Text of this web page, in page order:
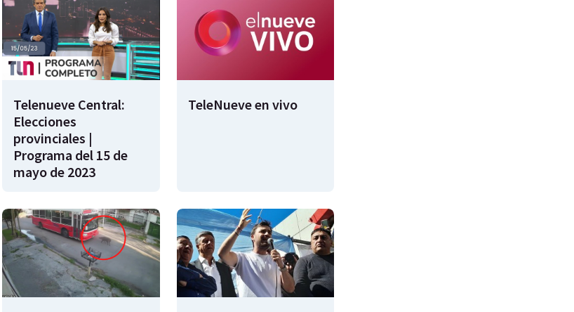
Telenueve Central:
Elecciones
provinciales |
Programa del 15 de
mayo de 2023
TeleNueve en vivo